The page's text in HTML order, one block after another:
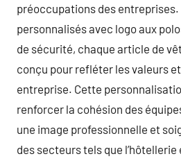
préoccupations des entreprises.
personnalisés avec logo aux
de sécurité, chaque article de
conçu pour refléter les valeurs et
entreprise. Cette
renforcer la cohésion des
une image professionnelle et
des secteurs tels que